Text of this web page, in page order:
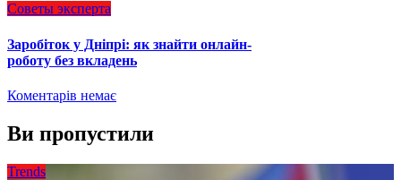
Советы эксперта
Заробіток у Дніпрі: як знайти онлайн-
роботу без вкладень
Коментарів немає
Ви пропустили
Trends